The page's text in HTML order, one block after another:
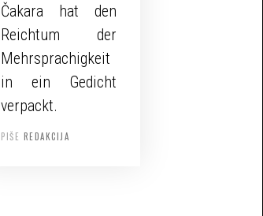
Čakara hat den
Reichtum der
Mehrsprachigkeit
in ein Gedicht
verpackt.
PIŠE REDAKCIJA